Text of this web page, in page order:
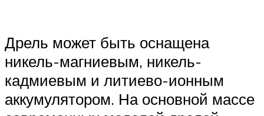
Дрель может быть оснащена
никель-магниевым, никель-
кадмиевым и литиево-ионным
аккумулятором. На основной массе